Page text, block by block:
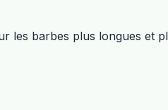
barbes plus longues et